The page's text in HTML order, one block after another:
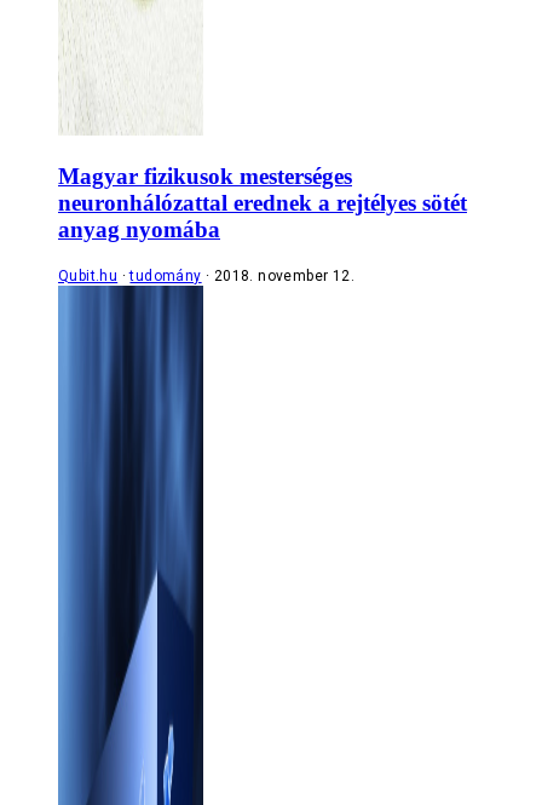
Magyar fizikusok mesterséges
neuronhálózattal erednek a rejtélyes sötét
anyag nyomába
Qubit.hu tudomány 2018. november 12.